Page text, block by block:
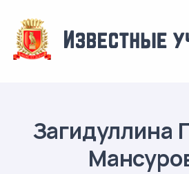
Загидуллина